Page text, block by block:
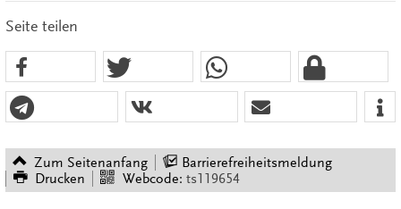
Seite teilen
Zum Seitenanfang
Barrierefreiheitsmeldung
Drucken
Webcode: ts119654